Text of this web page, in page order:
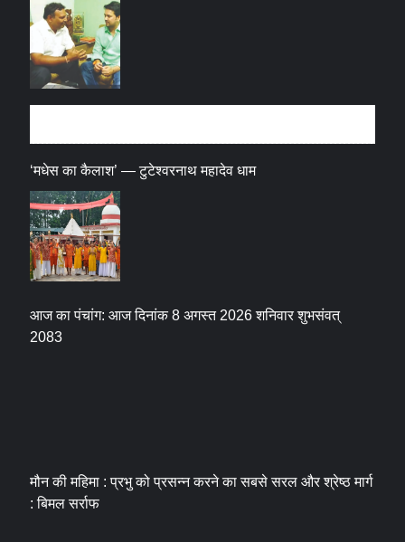
‘मधेस का कैलाश’ — टुटेश्वरनाथ महादेव धाम
आज का पंचांग: आज दिनांक 8 अगस्त 2026 शनिवार शुभसंवत्
2083
मौन की महिमा : प्रभु को प्रसन्न करने का सबसे सरल और श्रेष्ठ मार्ग
: बिमल सर्राफ